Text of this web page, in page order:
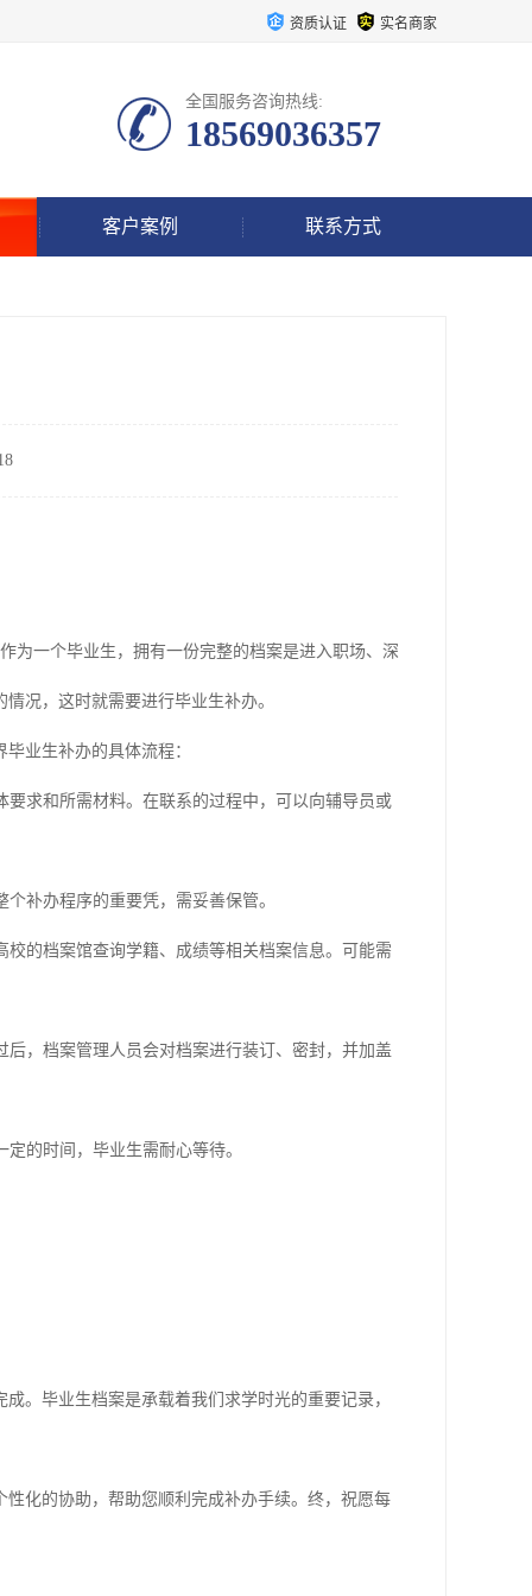
资质认证 实名商家
全国服务咨询热线:
18569036357
客户案例 联系方式
为一个毕业生，拥有一份完整的档案是进入职场、深
况，这时就需要进行毕业生补办。
业生补办的具体流程：
求和所需材料。在联系的过程中，可以向辅导员或
补办程序的重要凭，需妥善保管。
的档案馆查询学籍、成绩等相关档案信息。可能需
，档案管理人员会对档案进行装订、密封，并加盖
的时间，毕业生需耐心等待。
。毕业生档案是承载着我们求学时光的重要记录，
化的协助，帮助您顺利完成补办手续。终，祝愿每